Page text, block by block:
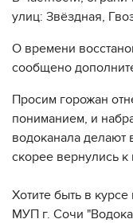
улиц: Звёздная,
О времени
сообщено
Просим горожан
пониманием, и
водоканала
скорее вернулись
Хотите быть в
МУП г. Сочи